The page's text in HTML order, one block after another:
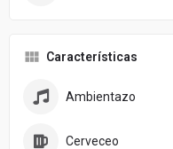
Características
Ambientazo
Cerveceo